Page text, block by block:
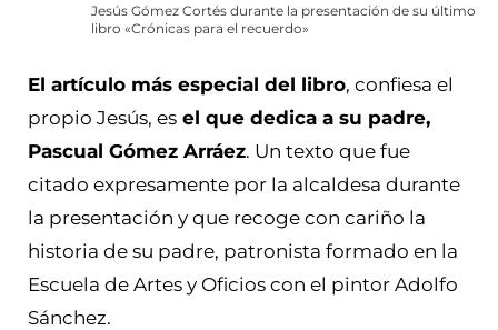
Jesús Gómez Cortés durante la presentación de su último
libro «Crónicas para el recuerdo»
El artículo más especial del libro, confiesa el
propio Jesús, es el que dedica a su padre,
Pascual Gómez Arráez. Un texto que fue
citado expresamente por la alcaldesa durante
la presentación y que recoge con cariño la
historia de su padre, patronista formado en la
Escuela de Artes y Oficios con el pintor Adolfo
Sánchez.